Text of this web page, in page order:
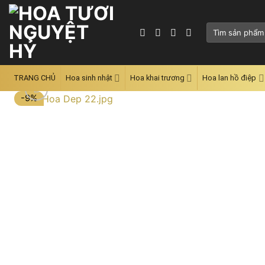
Skip
content
Tìm
TRANG CHỦ Hoa sinh nhật Hoa khai trương Hoa lan hồ điệp
-9%